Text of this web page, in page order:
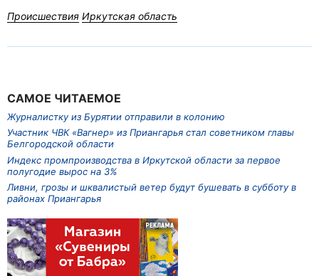
Происшествия Иркутская область
САМОЕ ЧИТАЕМОЕ
Журналистку из Бурятии отправили в колонию
Участник ЧВК «Вагнер» из Приангарья стал советником главы
Белгородской области
Индекс промпроизводства в Иркутской области за первое
полугодие вырос на 3%
Ливни, грозы и шквалистый ветер будут бушевать в субботу в
районах Приангарья